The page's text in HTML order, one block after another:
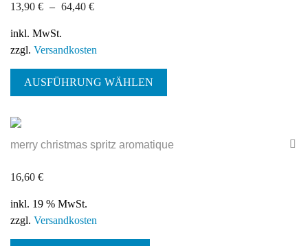
13,90 € – 64,40 €
inkl. MwSt.
zzgl. Versandkosten
AUSFÜHRUNG WÄHLEN
weist
auf.
merry christmas spritz aromatique
16,60 €
inkl. 19 % MwSt.
zzgl. Versandkosten